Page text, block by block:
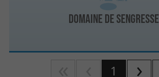
Domaine de Sengresse
1